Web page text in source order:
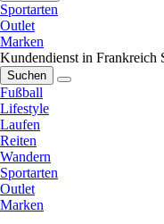
Sportarten
Outlet
Marken
Kundendienst in Frankreich
Suchen
Fußball
Lifestyle
Laufen
Reiten
Wandern
Sportarten
Outlet
Marken